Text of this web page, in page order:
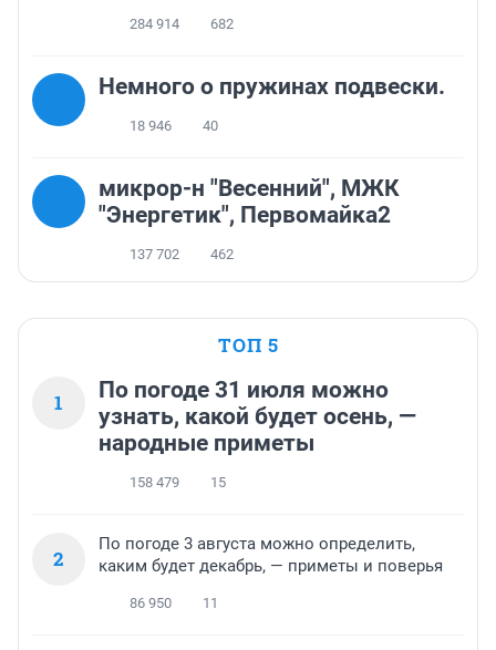
284 914 682
Немного о пружинах подвески.
18 946 40
микрор-н "Весенний", МЖК
"Энергетик", Первомайка2
137 702 462
ТОП 5
1
По погоде 31 июля можно
узнать, какой будет осень, —
народные приметы
158 479 15
2
По погоде 3 августа можно определить,
каким будет декабрь, — приметы и поверья
86 950 11